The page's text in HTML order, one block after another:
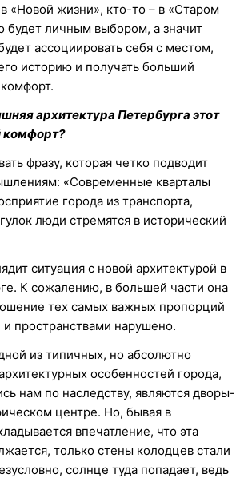
«Новой жизни», кто-то – в «Старом
будет личным выбором, а значит
ассоциировать себя с местом,
историю и получать больший
архитектура Петербурга этот
комфорт?
фразу, которая четко подводит
«Современные кварталы
города из транспорта,
люди стремятся в исторический
ситуация с новой архитектурой в
К сожалению, в большей части она
тех самых важных пропорций
пространствами нарушено.
из типичных, но абсолютно
особенностей города,
нам по наследству, являются дворы-
центре. Но, бывая в
впечатление, что эта
только стены колодцев стали
солнце туда попадает, ведь